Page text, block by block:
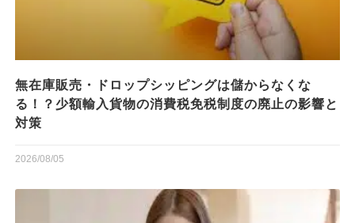
無在庫販売・ドロップシッピングは儲からなくな
る！？少額輸入貨物の消費税免税制度の廃止の影響と
対策
2026/08/05